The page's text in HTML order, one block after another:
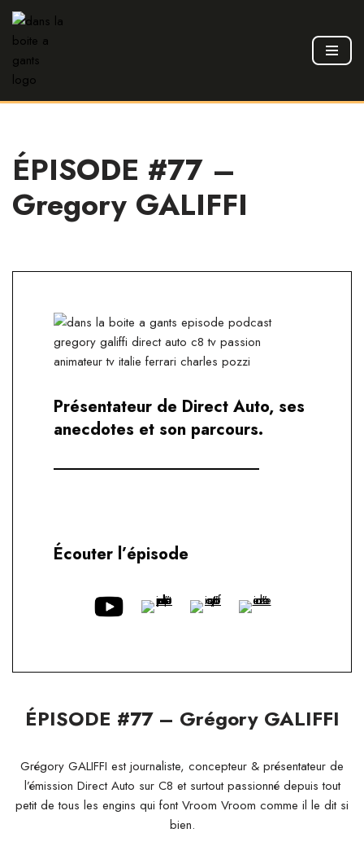
Aller
au
contenu
ÉPISODE #77 –
Gregory GALIFFI
Présentateur de Direct Auto, ses
anecdotes et son parcours.
Écouter l’épisode
ÉPISODE #77 – Grégory GALIFFI
Grégory GALIFFI est journaliste, concepteur & présentateur de
l’émission Direct Auto sur C8 et surtout passionné depuis tout
petit de tous les engins qui font Vroom Vroom comme il le dit si
bien.